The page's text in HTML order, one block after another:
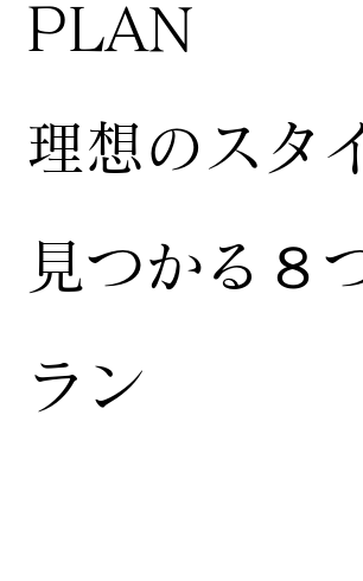
​PLAN
理想のスタ
見つかる８
ラン